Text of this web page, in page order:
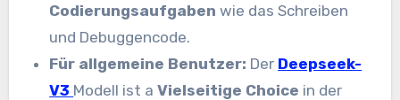
Codierungsaufgaben wie das Schreiben
und Debuggencode.
Für allgemeine Benutzer: Der Deepseek-
V3 Modell ist aVielseitige Choice in der